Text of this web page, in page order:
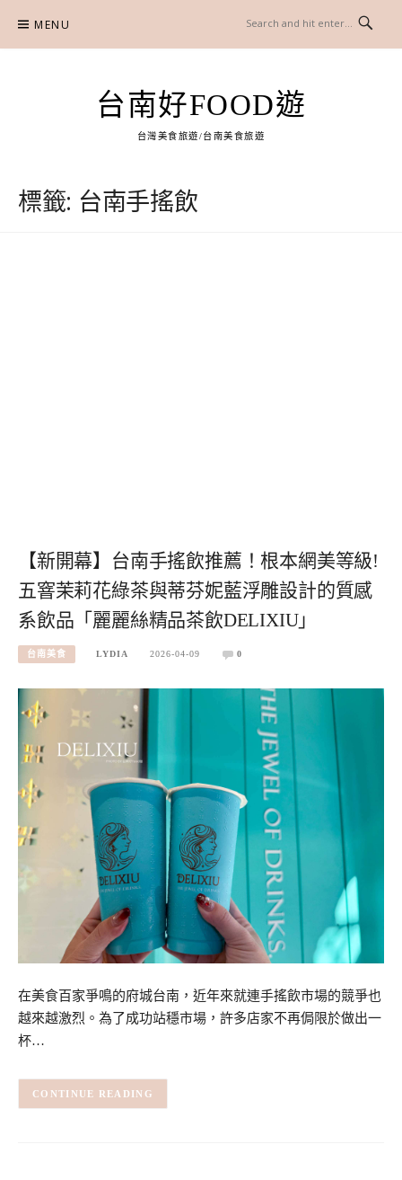
content
MENU
台南好FOOD遊
台灣美食旅遊/台南美食旅遊
標籤: 台南手搖飲
【新開幕】台南手搖飲推薦！根本網美等級!
五窨茉莉花綠茶與蒂芬妮藍浮雕設計的質感
系飲品「麗麗絲精品茶飲DELIXIU」
台南美食 LYDIA 2026-04-09 0
在美食百家爭鳴的府城台南，近年來就連手搖飲市場的競爭也
越來越激烈。為了成功站穩市場，許多店家不再侷限於做出一
杯…
CONTINUE READING